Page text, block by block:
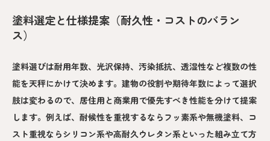
塗料選定と仕様提案（耐久性・コストのバラン
ス）
塗料選びは耐用年数、光沢保持、汚染抵抗、透湿性など複数の性
能を天秤にかけて決めます。建物の役割や期待年数によって選択
肢は変わるので、居住用と商業用で優先すべき性能を分けて提案
します。例えば、耐候性を重視するならフッ素系や無機塗料、コ
スト重視ならシリコン系や高耐久ウレタン系といった組み立て方